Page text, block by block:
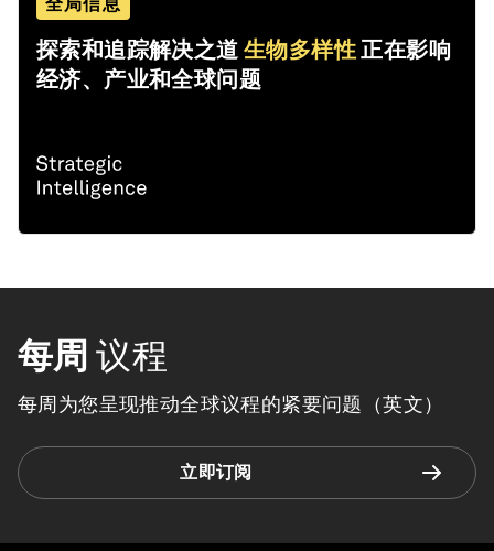
探索和追踪解决之道生物多样性正在影响
经济、产业和全球问题
每周 议程
每周为您呈现推动全球议程的紧要问题（英文）
立即订阅